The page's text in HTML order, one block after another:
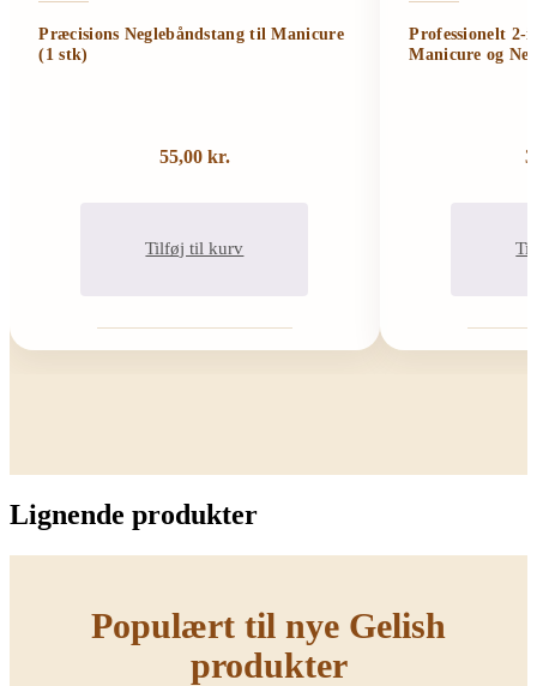
Præcisions Neglebåndstang til Manicure
(1 stk)
55,00 kr.
Tilføj til kurv
Professionelt
Manicure og
Lignende produkter
Populært til nye Gelish
produkter